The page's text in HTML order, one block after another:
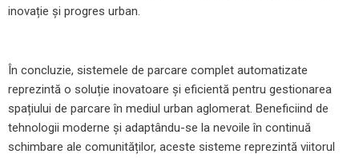
inovație și progres urban.
În concluzie, sistemele de parcare complet automatizate
reprezintă o soluție inovatoare și eficientă pentru gestionarea
spațiului de parcare în mediul urban aglomerat. Beneficiind de
tehnologii moderne și adaptându-se la nevoile în continuă
schimbare ale comunităților, aceste sisteme reprezintă viitorul